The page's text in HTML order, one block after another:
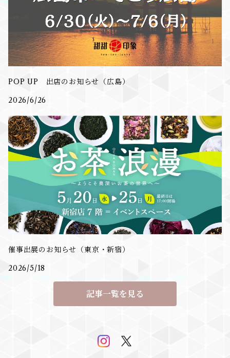
POP UP 出店のお知らせ（広島）
2026/6/26
催事出展のお知らせ（東京・新宿）
2026/5/18
記事一覧を見る